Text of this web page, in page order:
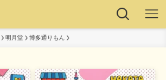
明月堂 博多通りもん